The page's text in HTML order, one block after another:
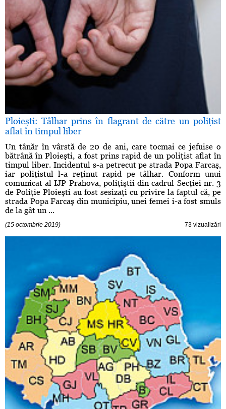
Ploieşti: Tâlhar prins în flagrant de către un poliţist
aflat în timpul liber
Un tânăr în vârstă de 20 de ani, care tocmai ce jefuise o
bătrână în Ploieşti, a fost prins rapid de un poliţist aflat în
timpul liber. Incidentul s-a petrecut pe strada Popa Farcaş,
iar poliţistul l-a reţinut rapid pe tâlhar. Conform unui
comunicat al IJP Prahova, poliţiştii din cadrul Secţiei nr. 3
de Poliţie Ploieşti au fost sesizaţi cu privire la faptul că, pe
strada Popa Farcaş din municipiu, unei femei i-a fost smuls
de la gât un ...
(15 octombrie 2019) 73 vizualizări